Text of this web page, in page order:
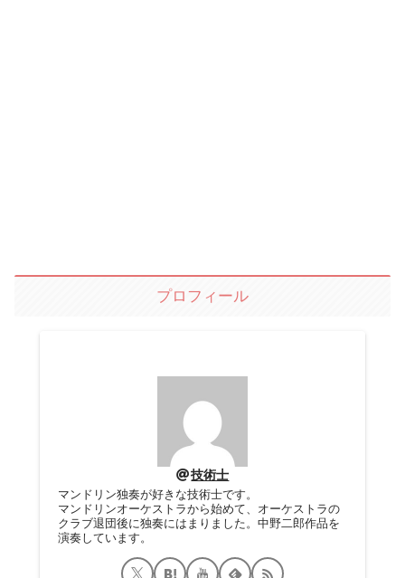
プロフィール
技術士
マンドリン独奏が好きな技術士です。
マンドリンオーケストラから始めて、オーケストラの
クラブ退団後に独奏にはまりました。中野二郎作品を
演奏しています。